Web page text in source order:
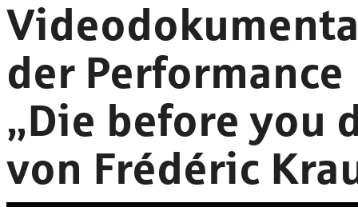
der Performance
„Die before you
von Frédéric